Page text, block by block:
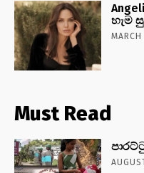
හැම
Must Read